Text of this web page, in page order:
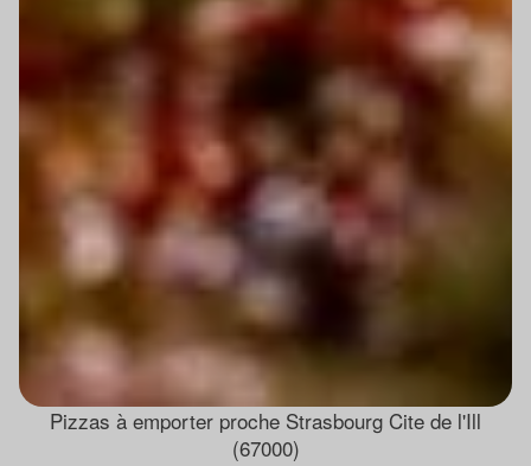
Pizzas à emporter proche Strasbourg Cite de l'Ill
(67000)